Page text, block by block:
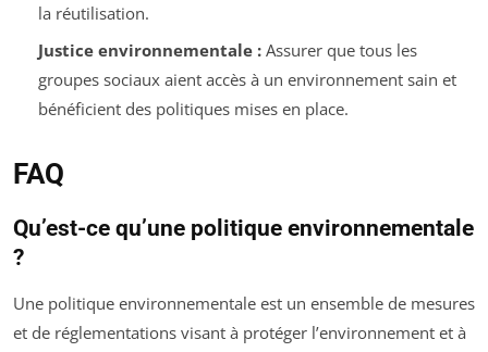
la réutilisation.
Justice environnementale :Assurer que tous les
groupes sociaux aient accès à un environnement sain et
bénéficient des politiques mises en place.
FAQ
Qu’est-ce qu’une politique environnementale
?
Une politique environnementale est un ensemble de mesures
et de réglementations visant à protéger l’environnement et à